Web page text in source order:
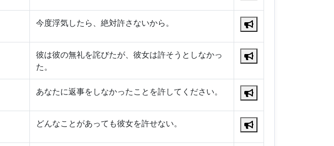
今度浮気したら、絶対許さないから。
彼は彼の無礼を詫びたが、彼女は許そうとしなかっ
た。
あなたに返事をしなかったことを許してください。
どんなことがあっても彼女を許せない。